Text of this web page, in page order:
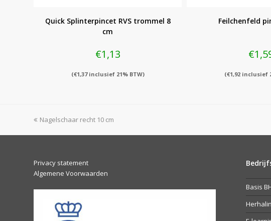
Quick Splinterpincet RVS trommel 8
cm
€1,13
(€1,37inclusief 21% BTW)
Feilchenfeld
€
(€1,92inclusief
previous
Nagelschaar recht 10 cm
Privacy statement
Algemene Voorwaarden
Basis